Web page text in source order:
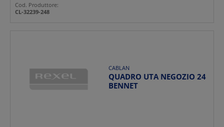
Cod. Produttore:
CL-32239-248
CABLAN
QUADRO UTA NEGOZIO 24
BENNET